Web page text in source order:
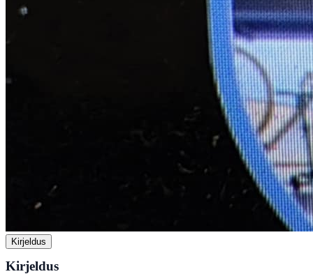
Kirjeldus
Kirjeldus